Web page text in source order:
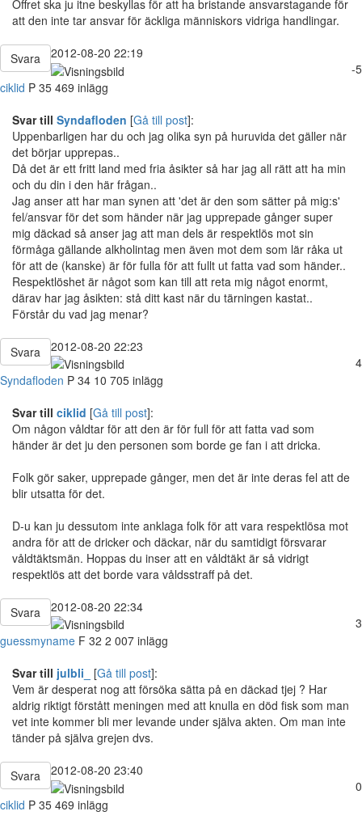
Offret ska ju itne beskyllas för att ha bristande ansvarstagande för
att den inte tar ansvar för äckliga människors vidriga handlingar.
Svara
2012-08-20 22:19
-5
ciklid P 35 469 inlägg
Svar till Syndafloden [Gå till post]:
Uppenbarligen har du och jag olika syn på huruvida det gäller när
det börjar upprepas..
Då det är ett fritt land med fria åsikter så har jag all rätt att ha min
och du din i den här frågan..
Jag anser att har man synen att 'det är den som sätter på mig:s'
fel/ansvar för det som händer när jag upprepade gånger super
mig däckad så anser jag att man dels är respektlös mot sin
förmåga gällande alkholintag men även mot dem som lär råka ut
för att de (kanske) är för fulla för att fullt ut fatta vad som händer..
Respektlöshet är något som kan till att reta mig något enormt,
därav har jag åsikten: stå ditt kast när du tärningen kastat..
Förstår du vad jag menar?
Svara
2012-08-20 22:23
4
Syndafloden P 34 10 705 inlägg
Svar till ciklid [Gå till post]:
Om någon våldtar för att den är för full för att fatta vad som
händer är det ju den personen som borde ge fan i att dricka.
Folk gör saker, upprepade gånger, men det är inte deras fel att de
blir utsatta för det.
D-u kan ju dessutom inte anklaga folk för att vara respektlösa mot
andra för att de dricker och däckar, när du samtidigt försvarar
våldtäktsmän. Hoppas du inser att en våldtäkt är så vidrigt
respektlös att det borde vara våldsstraff på det.
Svara
2012-08-20 22:34
3
guessmyname F 32 2 007 inlägg
Svar till julbli_ [Gå till post]:
Vem är desperat nog att försöka sätta på en däckad tjej ? Har
aldrig riktigt förstått meningen med att knulla en död fisk som man
vet inte kommer bli mer levande under själva akten. Om man inte
tänder på själva grejen dvs.
Svara
2012-08-20 23:40
0
ciklid P 35 469 inlägg